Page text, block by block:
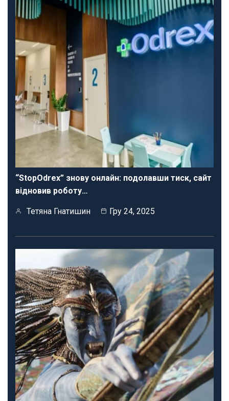
“StopOdrex” знову онлайн: подолавши тиск, сайт
відновив роботу…
Тетяна Гнатишин Гру 24, 2025